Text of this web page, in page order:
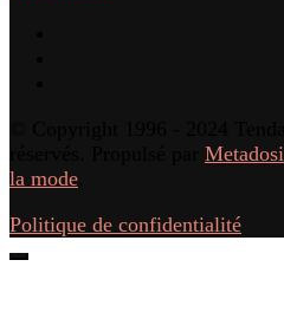
Metadosi
la mode
Politique de confidentialité